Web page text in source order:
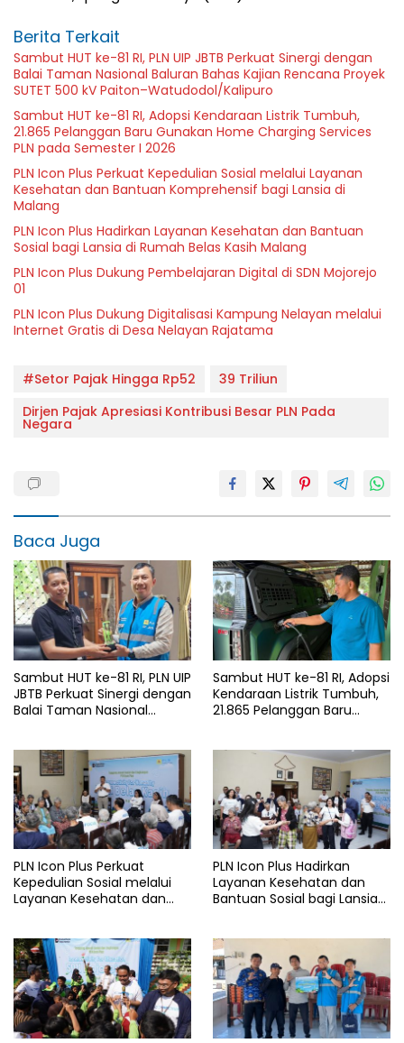
Berita Terkait
Sambut HUT ke-81 RI, PLN UIP JBTB Perkuat Sinergi dengan
Balai Taman Nasional Baluran Bahas Kajian Rencana Proyek
SUTET 500 kV Paiton–Watudodol/Kalipuro
Sambut HUT ke-81 RI, Adopsi Kendaraan Listrik Tumbuh,
21.865 Pelanggan Baru Gunakan Home Charging Services
PLN pada Semester I 2026
PLN Icon Plus Perkuat Kepedulian Sosial melalui Layanan
Kesehatan dan Bantuan Komprehensif bagi Lansia di
Malang
PLN Icon Plus Hadirkan Layanan Kesehatan dan Bantuan
Sosial bagi Lansia di Rumah Belas Kasih Malang
PLN Icon Plus Dukung Pembelajaran Digital di SDN Mojorejo
01
PLN Icon Plus Dukung Digitalisasi Kampung Nelayan melalui
Internet Gratis di Desa Nelayan Rajatama
#Setor Pajak Hingga Rp52
39 Triliun
Dirjen Pajak Apresiasi Kontribusi Besar PLN Pada
Negara
Baca Juga
Sambut HUT ke-81 RI, PLN UIP
JBTB Perkuat Sinergi dengan
Balai Taman Nasional
kV Paiton–
Watudodol/Kalipuro
Sambut HUT ke-81 RI, Adopsi
Kendaraan Listrik Tumbuh,
21.865 Pelanggan Baru
PLN Icon Plus Perkuat
Kepedulian Sosial melalui
Layanan Kesehatan dan
PLN Icon Plus Hadirkan
Layanan Kesehatan dan
Bantuan Sosial bagi Lansia